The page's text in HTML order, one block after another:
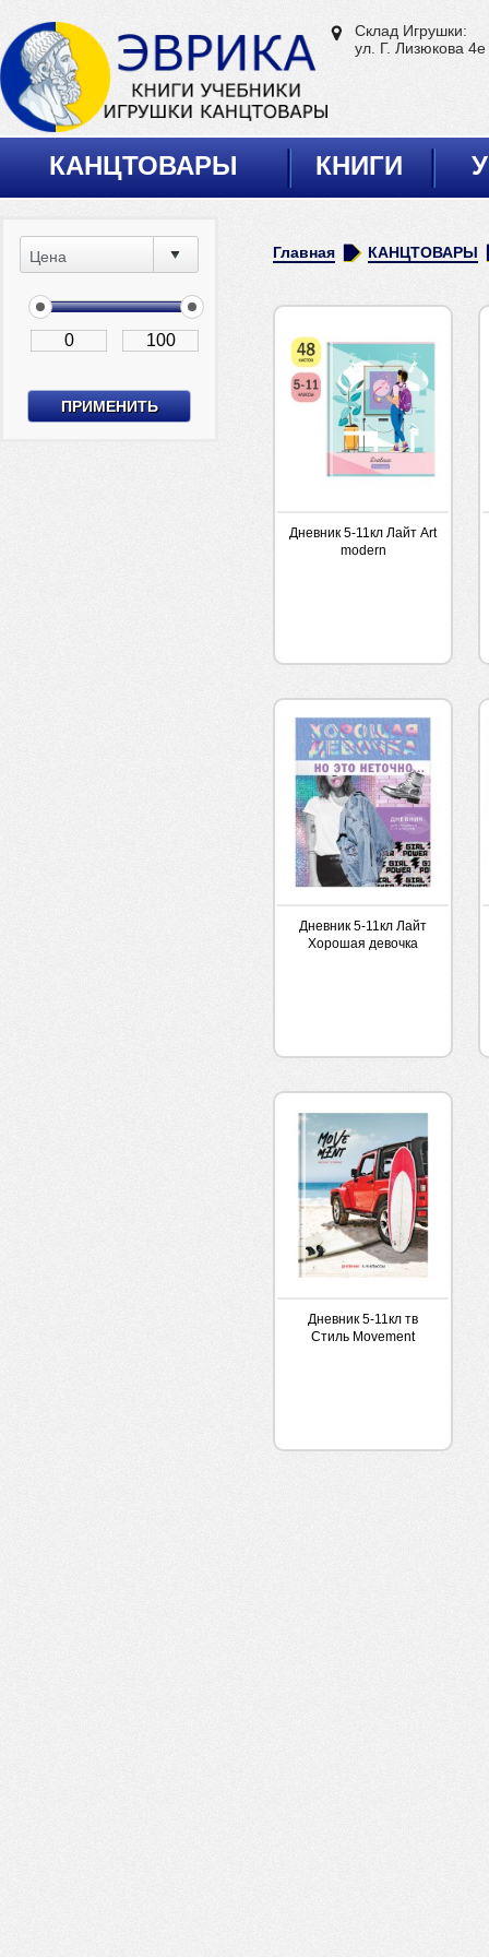
Склад Игрушки:
ул. Г. Лизюкова 4е
КАНЦТОВАРЫ КНИГИ
Цена Главная КАНЦТОВАРЫ
Дневник 5-11кл Лайт Art
modern
Дневник 5-11кл Лайт
Хорошая девочка
Дневник 5-11кл тв
Стиль Movement